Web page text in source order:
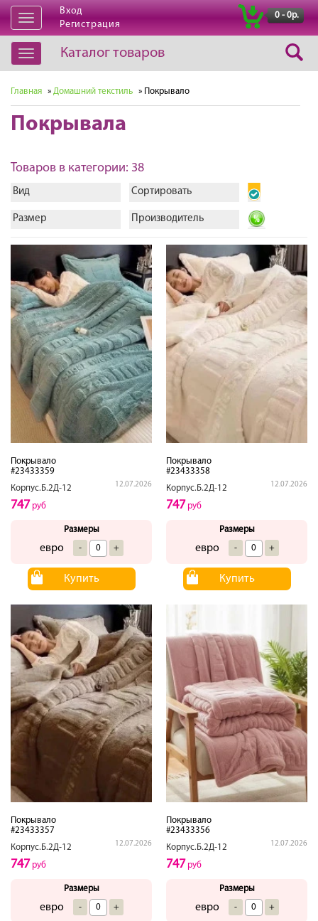
Открыть
навигацию
Вход
Регистрация
0 - 0р.
Открыть
навигацию
Каталог товаров
Главная » Домашний текстиль » Покрывало
Покрывала
Товаров в категории: 38
Вид Сортировать
Размер Производитель
Покрывало
#23433359
Корпус.Б.2Д-12
12.07.2026
747 руб
Размеры
евро - +
Купить
Покрывало
#23433358
Корпус.Б.2Д-12
12.07.2026
747 руб
Размеры
евро - +
Купить
Покрывало
#23433357
Корпус.Б.2Д-12
12.07.2026
747 руб
Размеры
евро - +
Покрывало
#23433356
Корпус.Б.2Д-12
12.07.2026
747 руб
Размеры
евро - +